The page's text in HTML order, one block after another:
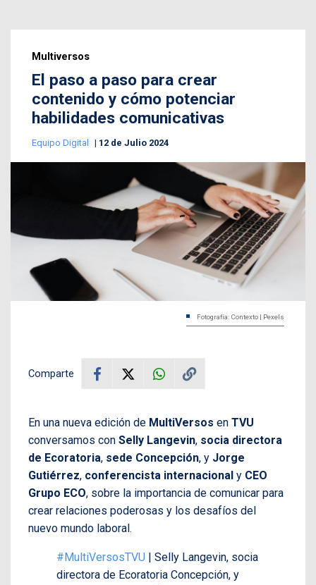
Multiversos
El paso a paso para crear
contenido y cómo potenciar
habilidades comunicativas
Equipo Digital 12 de Julio 2024
Fotografía: Contexto | Pexels
Comparte
En una nueva edición de MultiVersos en TVU
conversamos con Selly Langevin, socia directora
de Ecoratoria, sede Concepción, y Jorge
Gutiérrez, conferencista internacional y CEO
Grupo ECO, sobre la importancia de comunicar para
crear relaciones poderosas y los desafíos del
nuevo mundo laboral.
#MultiVersosTVU | Selly Langevin, socia
directora de Ecoratoria Concepción, y